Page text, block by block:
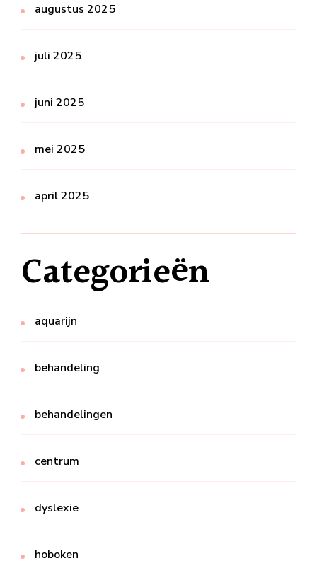
augustus 2025
juli 2025
juni 2025
mei 2025
april 2025
Categorieën
aquarijn
behandeling
behandelingen
centrum
dyslexie
hoboken